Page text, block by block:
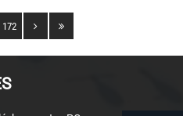
172